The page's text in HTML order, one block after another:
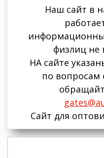
Наш сайт в
физлиц не
НА сайте
по вопросам
Сайт для